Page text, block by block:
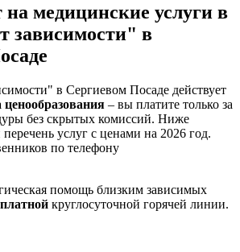
медицинские услуги в
зависимости" в
в Сергиевом Посаде действует
ценообразования – вы платите только за
без скрытых комиссий. Ниже
услуг с ценами на 2026 год.
по телефону
помощь близким зависимых
круглосуточной горячей линии.